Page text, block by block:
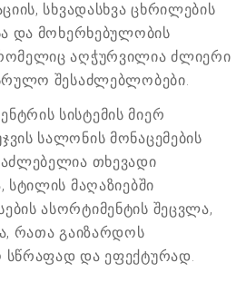
სხვადასხვა ცხრილების
და მოხერხებულობის
აღჭურვილია ძლიერი
შესაძლებლობები.
სისტემის მიერ
სალონის მონაცემების
თხევადი
სტილის მაღაზიებში
ასორტიმენტის შეცვლა,
რათა გაიზარდოს
სწრაფად და ეფექტურად.